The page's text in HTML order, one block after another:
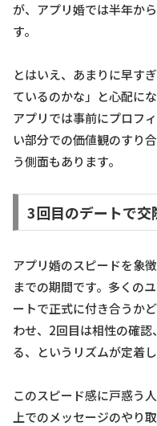
が、アプリ婚では半年か
す。
とはいえ、あまりに早す
ているのかな」と心配に
アプリでは事前にプロフ
い部分での価値観のすり
う側面もあります。
3回目のデートで
アプリ婚のスピードを象
までの期間です。多くの
ートで正式に付き合うか
わせ、2回目は相性の確
る、というリズムが定着
このスピード感に戸惑う
上でのメッセージのやり